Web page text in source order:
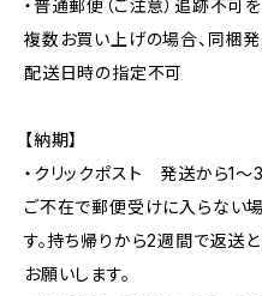
・普通郵便（ご注意）追跡不可
複数お買い上げの場合、同梱
配送日時の指定不可
【納期】
・クリックポスト 発送から1〜
ご不在で郵便受けに入らない
す。持ち帰りから2週間で返送
お願いします。